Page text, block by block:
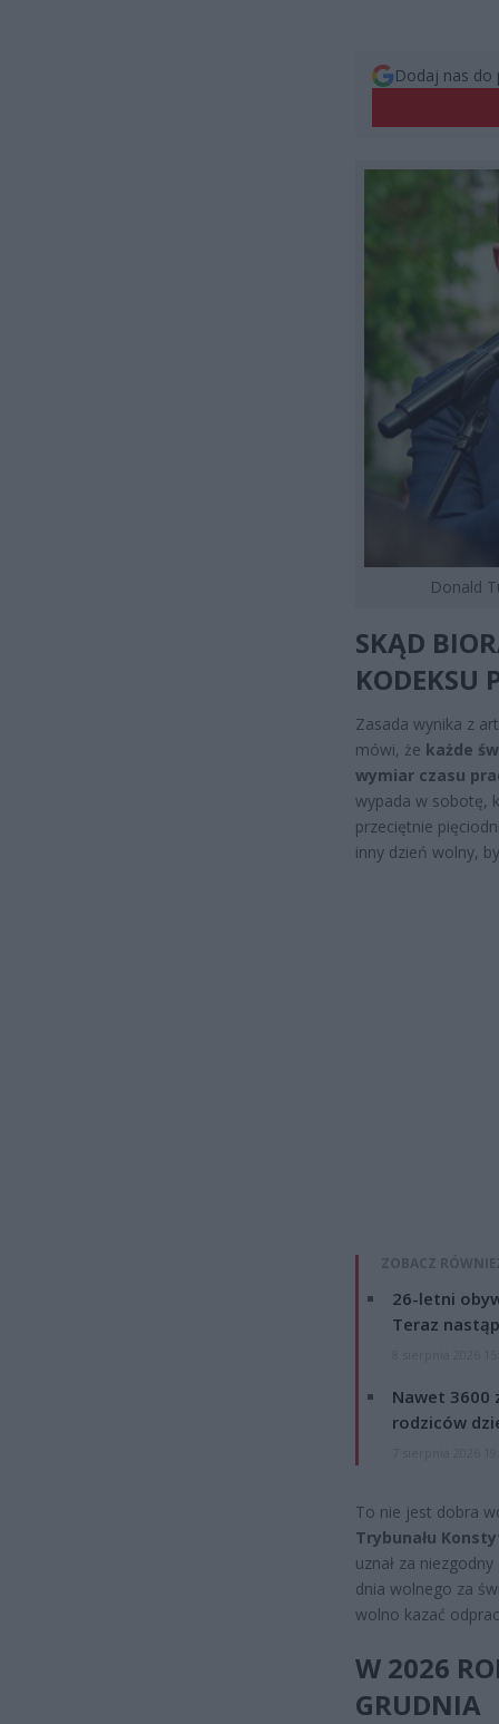
Dodaj nas do
Donald
SKĄD
KODEKSU
Zasada wynika z
mówi, że każde
wymiar czasu
wypada w sobotę,
przeciętnie
inny dzień wolny,
ZOBACZ
26-letni
Teraz
Nawet 3600
rodziców
To nie jest dobra
Trybunału
uznał za
dnia wolnego za
wolno kazać
W 2026
GRUDNIA